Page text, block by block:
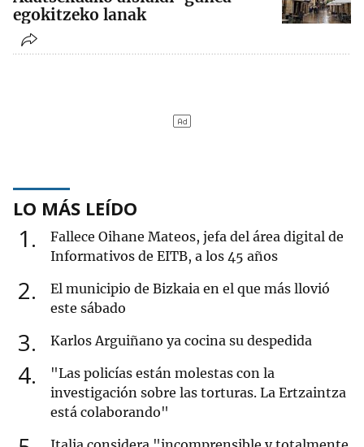
egokitzeko lanak
LO MÁS LEÍDO
1
Fallece Oihane Mateos, jefa del área digital de
Informativos de EITB, a los 45 años
2
El municipio de Bizkaia en el que más llovió
este sábado
3 Karlos Arguiñano ya cocina su despedida
4
"Las policías están molestas con la
investigación sobre las torturas. La Ertzaintza
está colaborando"